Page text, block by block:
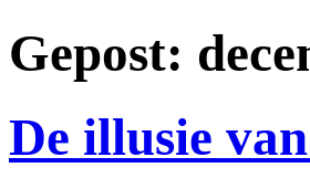
Gepost:
De illusie